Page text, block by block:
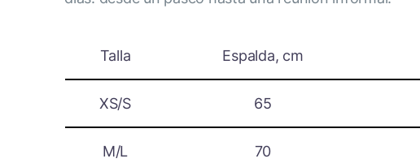
Talla Espalda, cm
XS/S 65
M/L 70